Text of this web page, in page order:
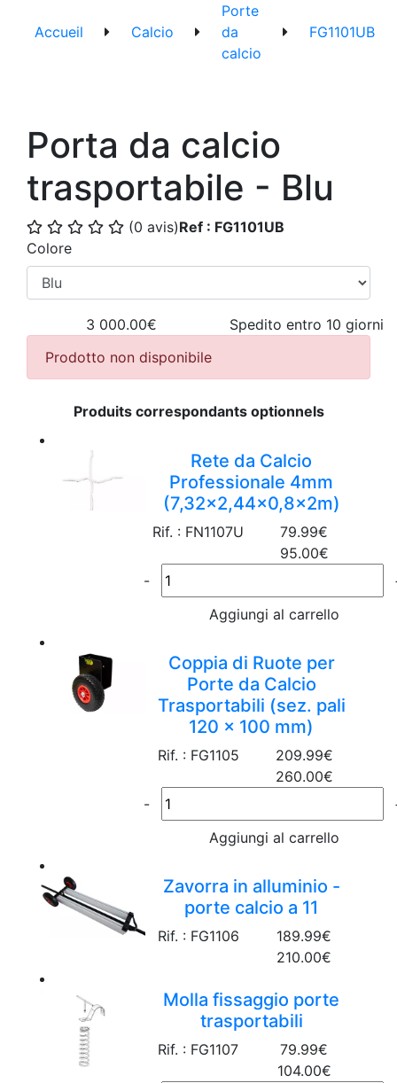
Accueil Calcio
Porte
da
calcio
FG1101UB
Porta da calcio
trasportabile - Blu
(0 avis)Ref : FG1101UB
Colore
3 000.00€
Spedito entro 10 giorni
Prodotto non disponibile
Produits correspondants optionnels
Rete da Calcio
Professionale 4mm
(7,32x2,44x0,8x2m)
Rif. : FN1107U
79.99€
95.00€
-
Aggiungi al carrello
Coppia di Ruote per
Porte da Calcio
Trasportabili (sez. pali
120 x 100 mm)
Rif. : FG1105
209.99€
260.00€
-
Aggiungi al carrello
Zavorra in alluminio -
porte calcio a 11
Rif. : FG1106
189.99€
210.00€
Molla fissaggio porte
trasportabili
Rif. : FG1107
79.99€
104.00€